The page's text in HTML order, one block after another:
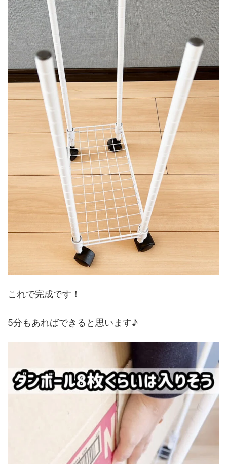
これで完成です！
5分もあればできると思います♪